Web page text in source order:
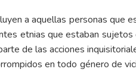
a aquellas personas que
etnias que estaban
de las acciones
en todo género de